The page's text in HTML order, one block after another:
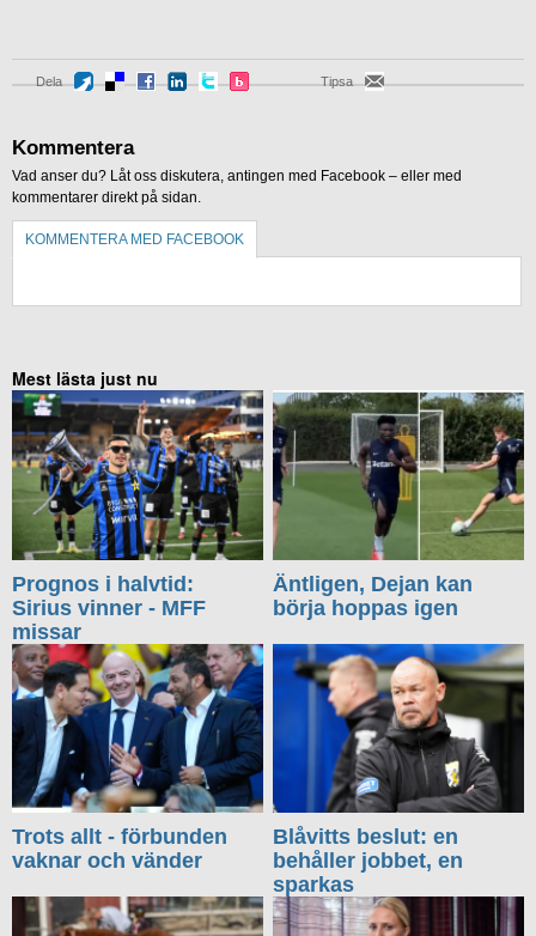
Dela Tipsa
Kommentera
Vad anser du? Låt oss diskutera, antingen med Facebook – eller med
kommentarer direkt på sidan.
KOMMENTERA MED FACEBOOK
Mest lästa just nu
Prognos i halvtid:
Sirius vinner - MFF
missar
Äntligen, Dejan kan
börja hoppas igen
Trots allt - förbunden
vaknar och vänder
Blåvitts beslut: en
behåller jobbet, en
sparkas